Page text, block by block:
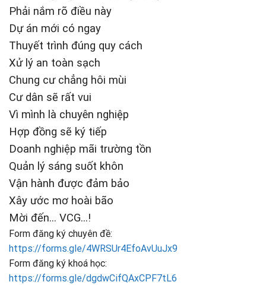
Phải nắm rõ điều này
Dự án mới có ngay
Thuyết trình đúng quy cách
Xử lý an toàn sạch
Chung cư chẳng hôi mùi
Cư dân sẽ rất vui
Vì mình là chuyên nghiệp
Hợp đồng sẽ ký tiếp
Doanh nghiệp mãi trường tồn
Quản lý sáng suốt khôn
Vận hành được đảm bảo
Xây ước mơ hoài bão
Mời đến… VCG…!
Form đăng ký chuyên đề:
https://forms.gle/4WRSUr4EfoAvUuJx9
Form đăng ký khoá học:
https://forms.gle/dgdwCifQAxCPF7tL6